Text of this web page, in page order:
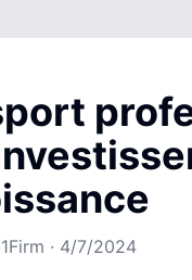
· 4/7/2024